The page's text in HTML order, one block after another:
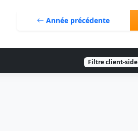
Année précédente
Filtre client-